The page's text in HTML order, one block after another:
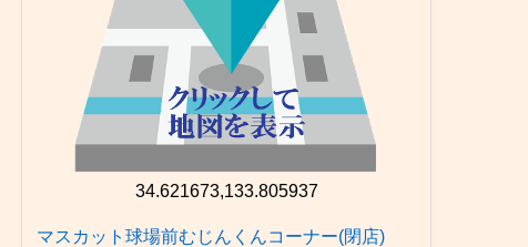
34.621673,133.805937
マスカット球場前むじんくんコーナー(閉店)